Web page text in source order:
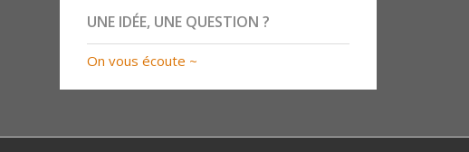
UNE IDÉE, UNE QUESTION ?
On vous écoute ~